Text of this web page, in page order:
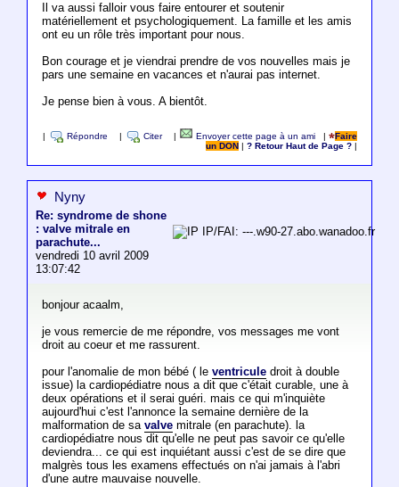
Il va aussi falloir vous faire entourer et soutenir
matériellement et psychologiquement. La famille et les amis
ont eu un rôle très important pour nous.
Bon courage et je viendrai prendre de vos nouvelles mais je
pars une semaine en vacances et n'aurai pas internet.
Je pense bien à vous. A bientôt.
Répondre Citer Envoyer cette page à un ami |
Faire
un DON
|? Retour Haut de Page ?
Nyny
Re: syndrome de shone
: valve mitrale en
parachute...
vendredi 10 avril 2009
13:07:42
IP/FAI: ---.w90-27.abo.wanadoo.fr
bonjour acaalm,
je vous remercie de me répondre, vos messages me vont
droit au coeur et me rassurent.
pour l'anomalie de mon bébé ( le ventriculedroit à double
issue) la cardiopédiatre nous a dit que c'était curable, une à
deux opérations et il serai guéri. mais ce qui m'inquiète
aujourd'hui c'est l'annonce la semaine dernière de la
malformation de sa valvemitrale (en parachute). la
cardiopédiatre nous dit qu'elle ne peut pas savoir ce qu'elle
deviendra... ce qui est inquiétant aussi c'est de se dire que
malgrès tous les examens effectués on n'ai jamais à l'abri
d'une autre mauvaise nouvelle.